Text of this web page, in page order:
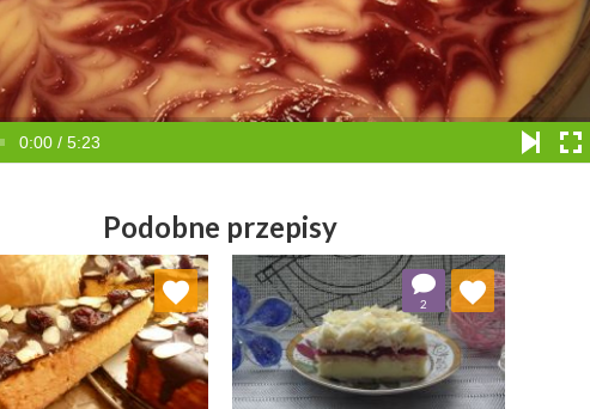
0:00 / 5:23
Podobne przepisy
Dodaj do ulubionych
Wybierz listę:
2
Dodaj do ulubionych
Wybierz listę: